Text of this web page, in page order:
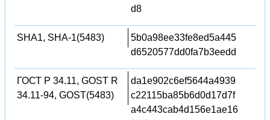
d8
SHA1, SHA-1(5483)
5b0a98ee33fe8ed5a445
d6520577dd0fa7b3eedd
ГОСТ Р 34.11, GOST R
34.11-94, GOST(5483)
da1e902c6ef5644a4939
c22115ba85b6d0d17d7f
a4c443cab4d156e1ae16